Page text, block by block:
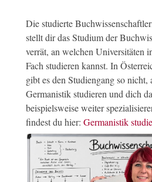
Die studierte
stellt dir das Studium der
verrät, an welchen Universitäten
Fach studieren kannst. In
gibt es den Studiengang so nicht,
Germanistik studieren und dich
beispielsweise weiter
findest du hier: Germanistik